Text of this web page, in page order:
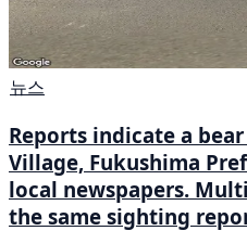
뉴스
Reports indicate a
Village, Fukushima
local newspapers.
the same sighting